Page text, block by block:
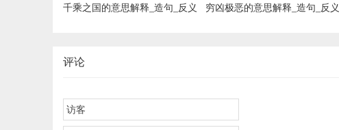
千乘之国的意思解释_造句_反义 穷凶极恶的意思解释_造句_反义
评论